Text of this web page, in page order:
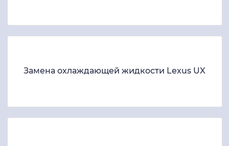
Замена охлаждающей жидкости Lexus UX